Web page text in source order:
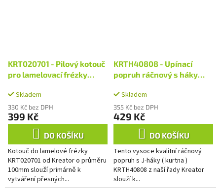
KRT020701 - Pilový kotouč
pro lamelovací frézky
Skladem
330 Kč bez DPH
399 Kč
DO KOŠÍKU
Kotouč do lamelové frézky
KRT020701 od Kreator o průměru
100mm slouží primárně k
vytváření přesných...
KRTH40808 - Upínací
popruh ráčnový s háky
QUALITY
Skladem
355 Kč bez DPH
429 Kč
DO KOŠÍKU
Tento vysoce kvalitní ráčnový
popruh s J-háky ( kurtna )
KRTH40808 z naší řady Kreator
slouží k...